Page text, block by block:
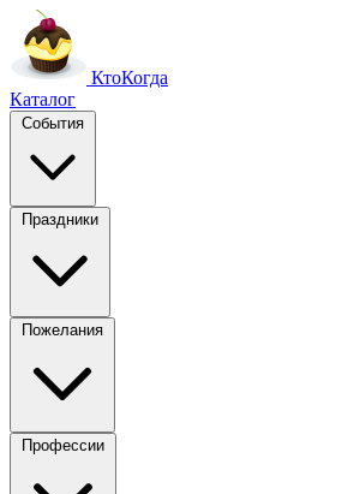
КтоКогда
Каталог
События
Праздники
Пожелания
Профессии